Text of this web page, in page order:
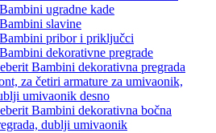
ugradne kade
slavine
pribor i priključci
dekorativne pregrade
Bambini dekorativna pregrada
za četiri armature za umivaonik,
umivaonik desno
Bambini dekorativna bočna
dublji umivaonik